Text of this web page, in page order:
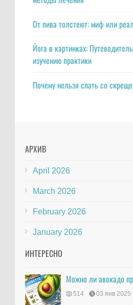
От пива толстеют: миф или
Йога в картинках:
изучению практики
Почему нельзя спать со
АРХИВ
April 2026
March 2026
February 2026
January 2026
ИНТЕРЕСНО
Можно ли авокадо
514 03 янв 2025